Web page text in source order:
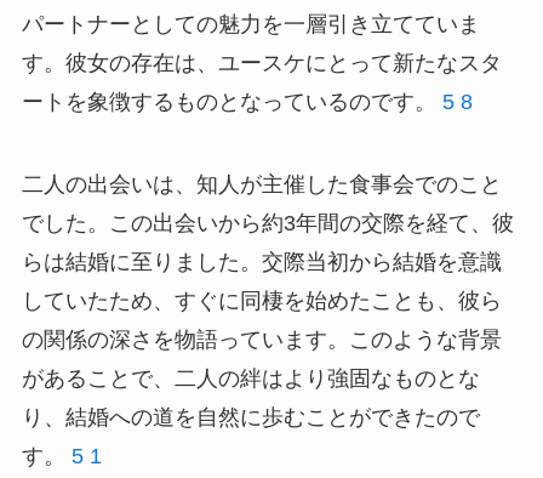
パートナーとしての魅力を一層引き立てていま
す。彼女の存在は、ユースケにとって新たなスタ
ートを象徴するものとなっているのです。 5 8
二人の出会いは、知人が主催した食事会でのこと
でした。この出会いから約3年間の交際を経て、彼
らは結婚に至りました。交際当初から結婚を意識
していたため、すぐに同棲を始めたことも、彼ら
の関係の深さを物語っています。このような背景
があることで、二人の絆はより強固なものとな
り、結婚への道を自然に歩むことができたので
す。 5 1